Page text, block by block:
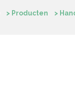
> Producten >